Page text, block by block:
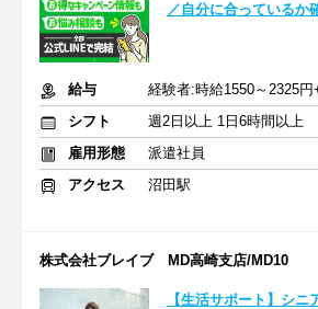
／自分に合っているか
給与
経験者:時給1550～2325
シフト
週2日以上 1日6時間以上
雇用形態
派遣社員
アクセス
沼田駅
株式会社ブレイブ MD高崎支店/MD10
【生活サポート】シ